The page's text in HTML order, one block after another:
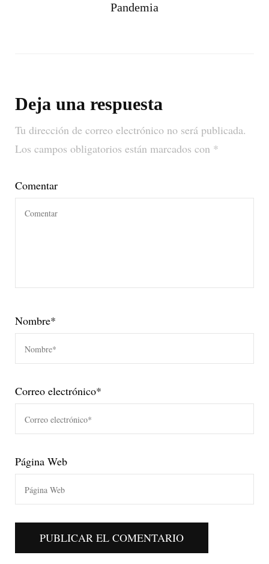
Pandemia
Deja una respuesta
Tu dirección de correo electrónico no será publicada.
Los campos obligatorios están marcados con *
Comentar
Nombre*
Correo electrónico*
Página Web